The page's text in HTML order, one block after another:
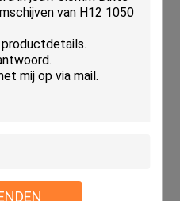
direct en de prijs is